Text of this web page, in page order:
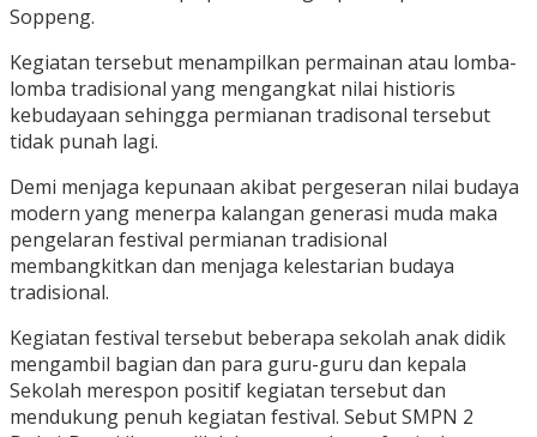
Soppeng.
Kegiatan tersebut menampilkan permainan atau lomba-
lomba tradisional yang mengangkat nilai histioris
kebudayaan sehingga permianan tradisonal tersebut
tidak punah lagi.
Demi menjaga kepunaan akibat pergeseran nilai budaya
modern yang menerpa kalangan generasi muda maka
pengelaran festival permianan tradisional
membangkitkan dan menjaga kelestarian budaya
tradisional.
Kegiatan festival tersebut beberapa sekolah anak didik
mengambil bagian dan para guru-guru dan kepala
Sekolah merespon positif kegiatan tersebut dan
mendukung penuh kegiatan festival. Sebut SMPN 2